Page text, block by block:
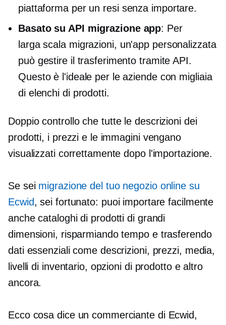
piattaforma per un resi senza importare.
Basato su API migrazione app: Per
larga scalamigrazioni, un'app personalizzata
può gestire il trasferimento tramite API.
Questo è l'ideale per le aziende con migliaia
di elenchi di prodotti.
Doppio controlloche tutte le descrizioni dei
prodotti, i prezzi e le immagini vengano
visualizzati correttamente dopo l'importazione.
Se sei migrazione del tuo negozio online su
Ecwid, sei fortunato: puoi importare facilmente
anche cataloghi di prodotti di grandi
dimensioni, risparmiando tempo e trasferendo
dati essenziali come descrizioni, prezzi, media,
livelli di inventario, opzioni di prodotto e altro
ancora.
Ecco cosa dice un commerciante di Ecwid,